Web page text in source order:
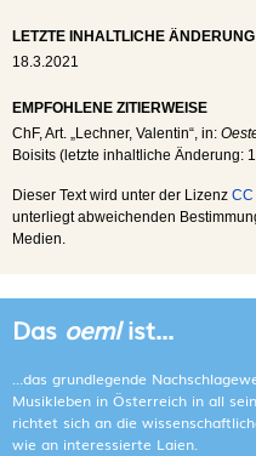
LETZTE INHALTLICHE ÄNDERUNG
18.3.2021
EMPFOHLENE ZITIERWEISE
ChF, Art. „Lechner, Valentin“, in:
Boisits (letzte inhaltliche Änderung:
Dieser Text wird unter der Lizenz CC
unterliegt abweichenden
Medien.
Das oemlist...
...das grundlegende
Musikleben in Österreich in all
richtet sich an die
wie an interessierte Laien.